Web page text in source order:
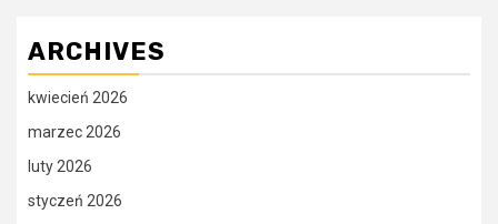
ARCHIVES
kwiecień 2026
marzec 2026
luty 2026
styczeń 2026